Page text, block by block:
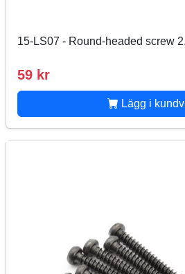
15-LS07 - Round-headed screw
59 kr
Lägg i